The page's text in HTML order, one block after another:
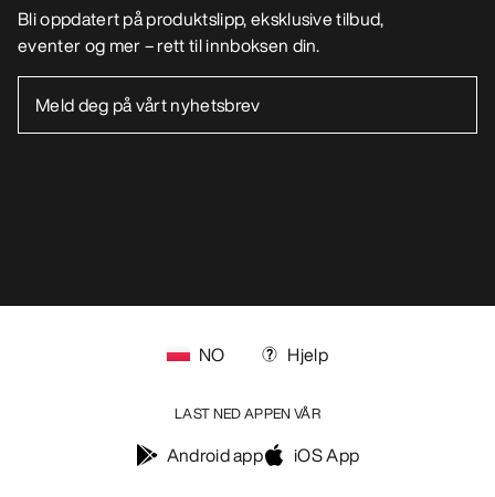
Bli oppdatert på produktslipp, eksklusive tilbud,
eventer og mer – rett til innboksen din.
NO Hjelp
LAST NED APPEN VÅR
Android app iOS App